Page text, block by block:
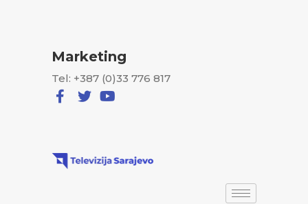
Marketing
Tel: +387 (0)33 776 817